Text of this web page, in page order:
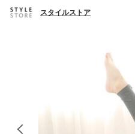
スタイルストア